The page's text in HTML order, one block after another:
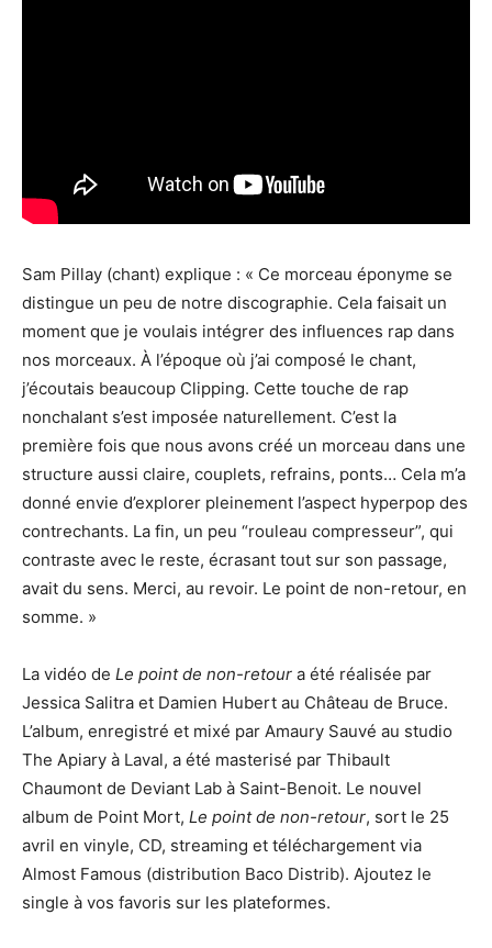
Sam Pillay (chant) explique : « Ce morceau éponyme se
distingue un peu de notre discographie. Cela faisait un
moment que je voulais intégrer des influences rap dans
nos morceaux. À l’époque où j’ai composé le chant,
j’écoutais beaucoup Clipping. Cette touche de rap
nonchalant s’est imposée naturellement. C’est la
première fois que nous avons créé un morceau dans une
structure aussi claire, couplets, refrains, ponts… Cela m’a
donné envie d’explorer pleinement l’aspect hyperpop des
contrechants. La fin, un peu “rouleau compresseur”, qui
contraste avec le reste, écrasant tout sur son passage,
avait du sens. Merci, au revoir. Le point de non-retour, en
somme. »
La vidéo de Le point de non-retour a été réalisée par
Jessica Salitra et Damien Hubert au Château de Bruce.
L’album, enregistré et mixé par Amaury Sauvé au studio
The Apiary à Laval, a été masterisé par Thibault
Chaumont de Deviant Lab à Saint-Benoit. Le nouvel
album de Point Mort, Le point de non-retour, sort le 25
avril en vinyle, CD, streaming et téléchargement via
Almost Famous (distribution Baco Distrib). Ajoutez le
single à vos favoris sur les plateformes.